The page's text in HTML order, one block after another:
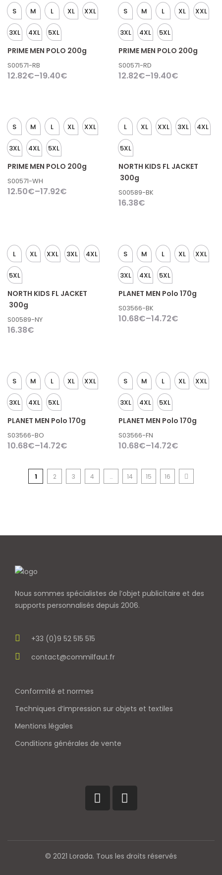
S M L XL XXL
3XL 4XL 5XL
PRIME MEN POLO 200g
S00571-RB
12.82€–19.40€
S M L XL XXL
3XL 4XL 5XL
PRIME MEN POLO 200g
S00571-RD
12.82€–19.40€
S M L XL XXL
3XL 4XL 5XL
PRIME MEN POLO 200g
S00571-WH
12.50€–17.92€
L XL XXL 3XL 4XL
5XL
NORTH KIDS FL JACKET
300g
S00589-BK
16.38€
L XL XXL 3XL 4XL
5XL
NORTH KIDS FL JACKET
300g
S00589-NY
16.38€
S M L XL XXL
3XL 4XL 5XL
PLANET MEN Polo 170g
S03566-BK
10.68€–14.72€
S M L XL XXL
3XL 4XL 5XL
PLANET MEN Polo 170g
S03566-BO
10.68€–14.72€
S M L XL XXL
3XL 4XL 5XL
PLANET MEN Polo 170g
S03566-FN
10.68€–14.72€
1 2 3 4 … 14 15 16
Nous sommes spécialistes de l’objet publicitaire et des
supports personnalisés depuis 2006.
+33 (0)9 52 515 515
contact@commilfaut.fr
Conformité et normes
Techniques d’impression sur objets et textiles
Mentions légales
Conditions générales de vente
© 2021 Lorada. Tous les droits réservés